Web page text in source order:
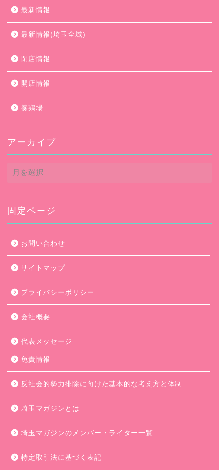
最新情報
最新情報(埼玉全域)
閉店情報
開店情報
養鶏場
アーカイブ
ア
ー
ブ
固定ページ
お問い合わせ
サイトマップ
プライバシーポリシー
会社概要
代表メッセージ
免責情報
反社会的勢力排除に向けた基本的な考え方と体制
埼玉マガジンとは
埼玉マガジンのメンバー・ライター一覧
特定取引法に基づく表記